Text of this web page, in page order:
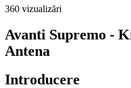
360 vizualizări
Avanti Supremo -
Antena
Introducere